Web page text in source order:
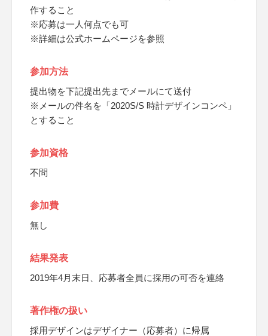
作すること
※応募は一人何点でも可
※詳細は公式ホームページを参照
参加方法
提出物を下記提出先までメールにて送付
※メールの件名を「2020S/S 時計デザインコンペ」
とすること
参加資格
不問
参加費
無し
結果発表
2019年4月末日、応募者全員に採用の可否を連絡
著作権の扱い
採用デザインはデザイナー（応募者）に帰属